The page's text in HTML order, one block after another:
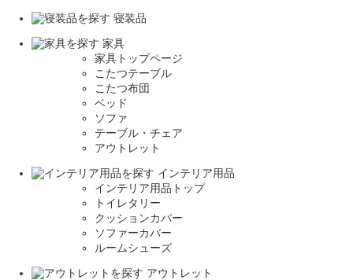
寝装品
家具
家具トップページ
こたつテーブル
こたつ布団
ベッド
ソファ
テーブル・チェア
アウトレット
インテリア用品
インテリア用品トップ
トイレタリー
クッションカバー
ソファーカバー
ルームシューズ
アウトレット